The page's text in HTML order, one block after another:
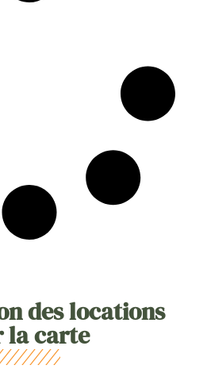
des locations
la carte